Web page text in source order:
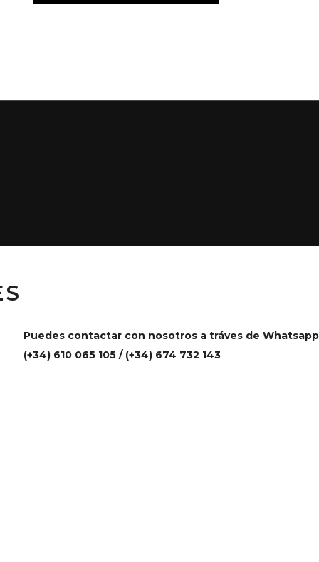
Puedes contactar con nosotros a tráves de Whatsapp
(+34) 610 065 105 / (+34) 674 732 143